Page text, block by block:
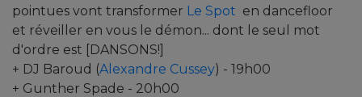
pointues vont transformer Le Spot en dancefloor
et réveiller en vous le démon... dont le seul mot
d'ordre est [DANSONS!]
+ DJ Baroud (Alexandre Cussey) - 19h00
+ Gunther Spade - 20h00